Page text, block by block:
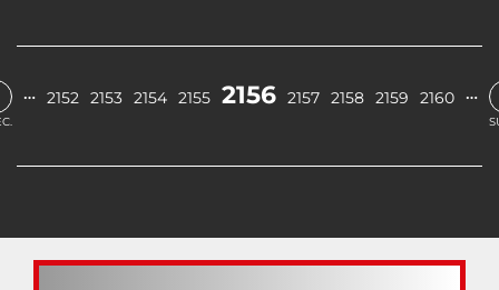
… 2152 2153 2154 2155 2156 2157 2158 2159 2160 …